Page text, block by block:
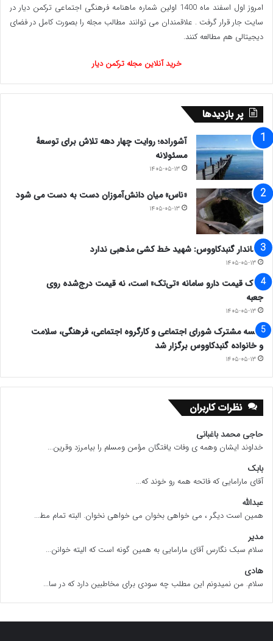
امروز اول اسفند ماه 1400 اولین شماره ماهنامه فرهنگی اجتماعی ترکمن دیار در
سایت جار قرار گرفت . علاقمندان می توانند مطالب مجله را بصورت کامل در فضای
دیجیتالی هم مطالعه کنند.
خرید آنلاین مجله ترکمن دیار
پر بازدیدها
آشوراده؛ روایت چهار دهه تلاش برای توسعهٔ
مسئولانه
۱۴۰۵-۰۵-۱۳
«ناس» میان دانش‌آموزان دست به دست می شود
۱۴۰۵-۰۵-۱۳
فرماندار گنبدکاووس: شهید خط کشی مذهبی ندارد
۱۴۰۵-۰۵-۱۳
ملاک قیمت دارو سامانه «تی‌تک» است، نه قیمت درج‌شده روی
جعبه
۱۴۰۵-۰۵-۱۳
جلسه مشترک شورای اجتماعی و کارگروه اجتماعی، فرهنگی، سلامت
و خانواده گنبدکاووس برگزار شد
۱۴۰۵-۰۵-۱۳
نظرات کاربران
حاجی محمد باغبانی
خداوند ایشان وهمه ی وفات یافتگان مؤمن ومسلم را بیامرزد وقرین...
بابک
آقای مارامایی که فاتحه همه رو خوند که...
عبدالله
همین است دیگر ، می خواهی بخوان می خواهی نخوان. البته تمام مط...
مدیر
سلام سبک نگارس آقای مارامایی به همین گونه است که الیته خوانن...
هادی
سلام. من نمیدونم این مطلب چه سودی برای مخاطبین دارد که در سا...